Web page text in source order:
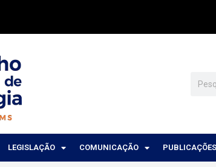
LEGISLAÇÃO COMUNICAÇÃO PUBLICAÇÕES